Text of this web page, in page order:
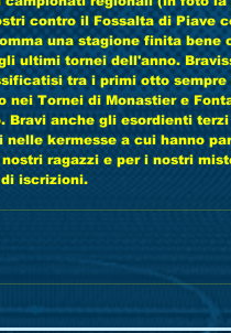
contro il Fossalta di Piave
una stagione finita
ultimi tornei dell'anno.
tra i primi otto
nei Tornei di Monastier e
anche gli esordienti
kermesse a cui hanno
ragazzi e per i nostri
iscrizioni.